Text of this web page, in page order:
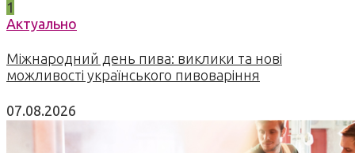
1
Актуально
Міжнародний день пива: виклики та нові
можливості українського пивоваріння
07.08.2026